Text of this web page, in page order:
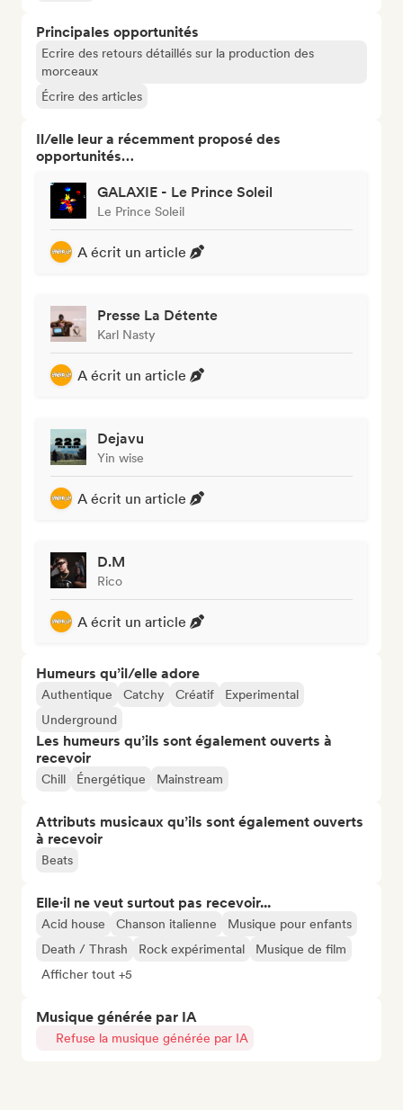
Principales opportunités
Ecrire des retours détaillés sur la production des
morceaux
Écrire des articles
Il/elle leur a récemment proposé des
opportunités…
GALAXIE - Le Prince Soleil
Le Prince Soleil
A écrit un article
Presse La Détente
Karl Nasty
A écrit un article
Dejavu
Yin wise
A écrit un article
D.M
Rico
A écrit un article
Humeurs qu’il/elle adore
Authentique Catchy Créatif
Experimental
Underground
Les humeurs qu’ils sont également ouverts à
recevoir
Chill Énergétique Mainstream
Attributs musicaux qu’ils sont également ouverts
à recevoir
Beats
Elle·il ne veut surtout pas recevoir...
Acid house Chanson italienne
Musique pour enfants
Death / Thrash
Rock expérimental
Musique de film
Afficher tout +5
Musique générée par IA
Refuse la musique générée par IA